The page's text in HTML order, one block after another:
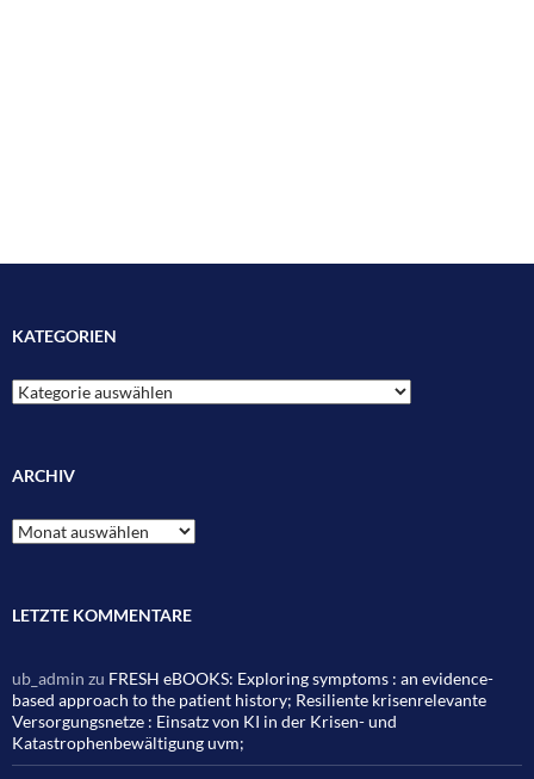
KATEGORIEN
Kategorien
ARCHIV
Archiv
LETZTE KOMMENTARE
ub_admin zu FRESH eBOOKS: Exploring symptoms : an evidence-
based approach to the patient history; Resiliente krisenrelevante
Versorgungsnetze : Einsatz von KI in der Krisen- und
Katastrophenbewältigung uvm;